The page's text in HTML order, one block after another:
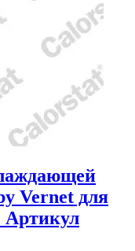
Vernet для
Артикул